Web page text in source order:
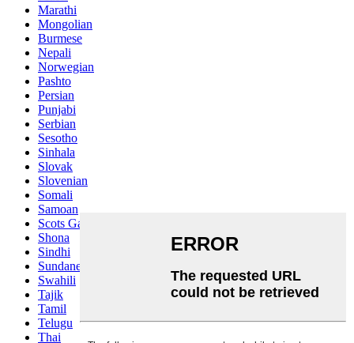
Marathi
Mongolian
Burmese
Nepali
Norwegian
Pashto
Persian
Punjabi
Serbian
Sesotho
Sinhala
Slovak
Slovenian
Somali
Samoan
Scots Gaelic
Shona
Sindhi
Sundanese
Swahili
Tajik
Tamil
Telugu
Thai